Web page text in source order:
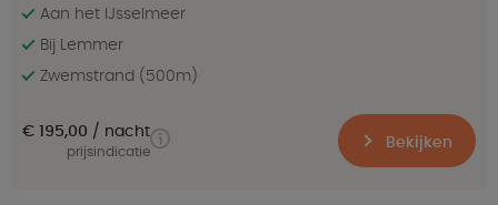
Aan het IJsselmeer
Bij Lemmer
Zwemstrand (500m)
€ 195,00 nacht
prijsindicatie Bekijken